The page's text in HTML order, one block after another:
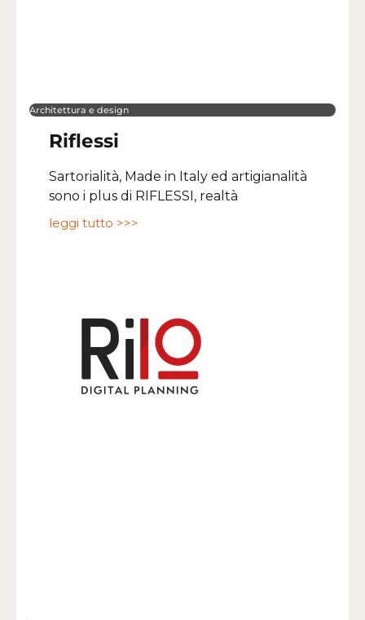
Architettura e design
Riflessi
Sartorialità, Made in Italy ed artigianalità
sono i plus di RIFLESSI, realtà
leggi tutto >>>